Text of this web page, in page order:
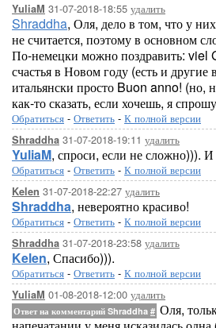
YuliaM 31-07-2018-18:55 удалить
Shraddha, Оля, дело в том, что у
не считается, поэтому в основном
По-немецки можно поздравить:
счастья в Новом году (есть и другие
итальянски просто Buon anno! (но,
как-то сказать, если хочешь, я
Обратиться - Ответить - К полной версии
Shraddha 31-07-2018-19:11 удалить
YuliaM, спроси, если не сложно))). И
Обратиться - Ответить - К полной версии
Kelen 31-07-2018-22:27 удалить
Shraddha, невероятно красиво!
Обратиться - Ответить - К полной версии
Shraddha 31-07-2018-23:58 удалить
Kelen, Спасибо))).
Обратиться - Ответить - К полной версии
YuliaM 01-08-2018-12:00 удалить
Ответ на комментарий Shraddha # Оля,